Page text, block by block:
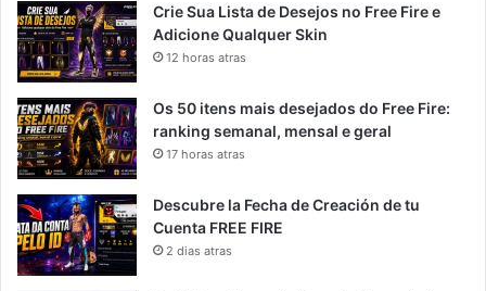
Crie Sua Lista de Desejos no Free Fire e
Adicione Qualquer Skin
12 horas atras
Os 50 itens mais desejados do Free Fire:
ranking semanal, mensal e geral
17 horas atras
Descubre la Fecha de Creación de tu
Cuenta FREE FIRE
2 dias atras